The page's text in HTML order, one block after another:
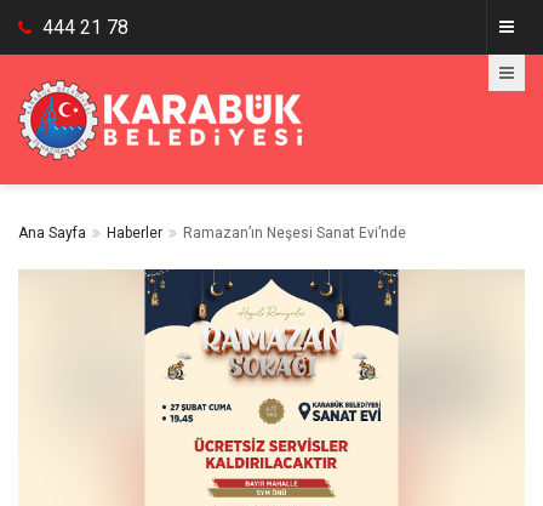
444 21 78
Ana Sayfa Haberler Ramazan’ın Neşesi Sanat Evi’nde